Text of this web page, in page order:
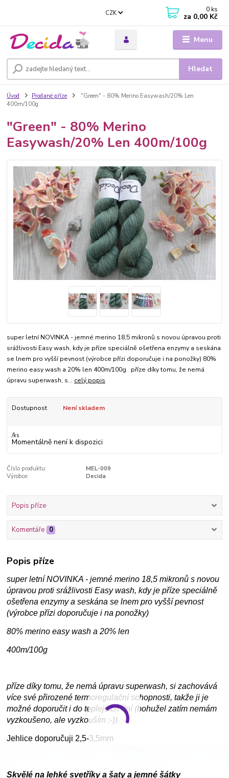
Menu
CZK
Hledat
0 ks
za 0,00 Kč
Úvod Prodané příze
"Green" - 80% Merino Easywash/20% Len
400m/100g
"Green" - 80% Merino
Easywash/20% Len 400m/100g
super letní NOVINKA - jemné merino 18,5 mikronů s novou úpravou proti
srážlivosti Easy wash, kdy je příze speciálně ošetřena enzymy a seskána
se lnem pro vyšší pevnost (výrobce přízi doporučuje i na ponožky) 80%
merino easy wash a 20% len 400m/100g příze díky tomu, že nemá
úpravu superwash, s... celý popis
Dostupnost Není skladem
/ks
Momentálně není k dispozici
Číslo produktu:
MEL-009
Výrobce:
Decida
Popis příze
Komentáře 0
Popis příze
super letní NOVINKA - jemné merino 18,5 mikronů s novou
úpravou proti srážlivosti Easy wash, kdy je příze speciálně
ošetřena enzymy a seskána se lnem pro vyšší pevnost
(výrobce přízi doporučuje i na ponožky)
80% merino easy wash a 20% len
400m/100g
příze díky tomu, že nemá úpravu superwash, si zachovává
více své přirozené termoregulační schopnosti, takže ji je
možné doporučit i do teplejších dní (bohužel zatím nemám
vyzkoušeno, ale vyzkouším :-))
Jehlice doporučuji 2,5-3,5mm
Skvělé na lehké svetříky a šaty a jemné šátky